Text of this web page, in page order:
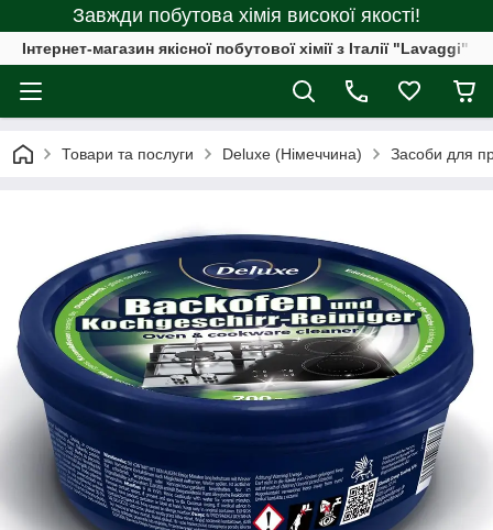
Завжди побутова хімія високої якості!
Інтернет-магазин якісної побутової хімії з Італії "Lavaggi"
Товари та послуги Deluxe (Німеччина) Засоби для